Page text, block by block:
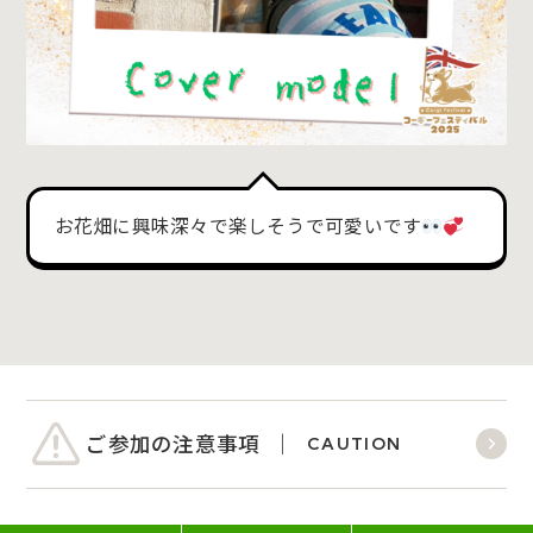
お花畑に興味深々で楽しそうで可愛いです
ご参加の注意事項 CAUTION